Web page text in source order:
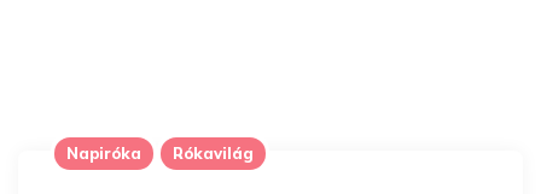
Napiróka Rókavilág